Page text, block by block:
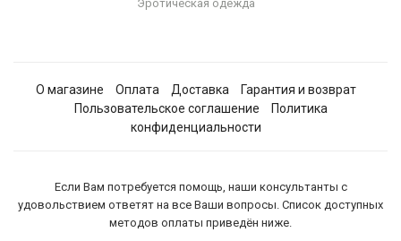
Эротическая одежда
О магазине Оплата Доставка
Гарантия и возврат
Пользовательское соглашение
Политика
конфиденциальности
Если Вам потребуется помощь, наши консультанты с
удовольствием ответят на все Ваши вопросы. Список доступных
методов оплаты приведён ниже.